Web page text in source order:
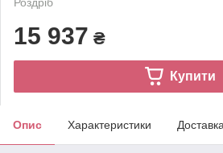
15 937 ₴
Купити
Опис Характеристики Доставка